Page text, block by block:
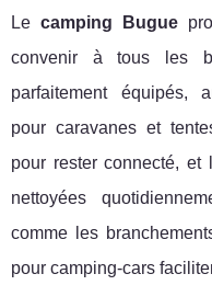
Lecamping Bugue
convenir à tous les
parfaitement équipés,
pour caravanes et
pour rester connecté, et
nettoyées
comme les
pour camping-cars